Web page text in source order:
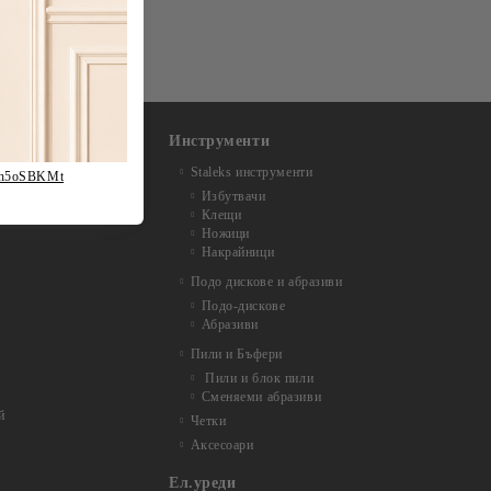
Инструменти
Staleks инструменти
Избутвачи
Клещи
Ножици
Накрайници
Подо дискове и абразиви
Подо-дискове
Абразиви
Пили и Бъфери
Пили и блок пили
Сменяеми абразиви
Четки
Аксесоари
Ел.уреди